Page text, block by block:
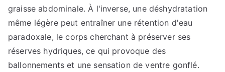
graisse abdominale. À l'inverse, une déshydratation
même légère peut entraîner une rétention d'eau
paradoxale, le corps cherchant à préserver ses
réserves hydriques, ce qui provoque des
ballonnements et une sensation de ventre gonflé.